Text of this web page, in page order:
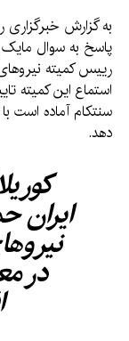
پاسخ به سوال مایک
رییس کمیته
استماع این کمیته
سنتکام آماده است
دهد.
ایران
در